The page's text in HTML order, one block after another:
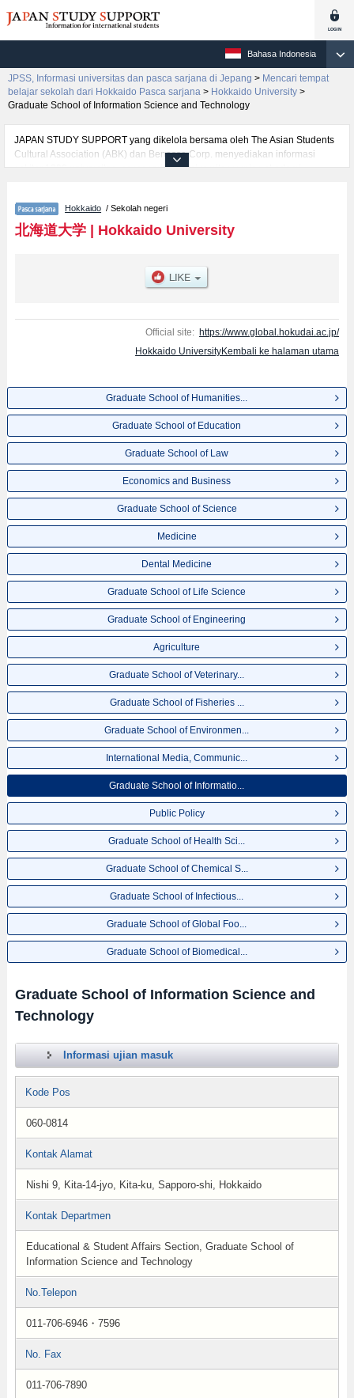
Bahasa Indonesia
JPSS, Informasi universitas dan pasca sarjana di Jepang > Mencari tempat
belajar sekolah dari Hokkaido Pasca sarjana > Hokkaido University >
Graduate School of Information Science and Technology
JAPAN STUDY SUPPORT yang dikelola bersama oleh The Asian Students
Cultural Association (ABK) dan Benesse Corp. menyediakan informasi
sekitar 1300 universitas, pascasarjana, universitas yunior, akademi
per jurusan riset seperti %% research %%, serta berbagai informasi yang
berguna bagi mahasiswa(i) mancanegara seperti kuota untuk jumlah
pendaftar dan jumlah kelulusan ujian masuk mahasiswa(i) mancanegara,
lainnya. Silakan memanfaatkannya.
Hokkaido / Sekolah negeri
北海道大学| Hokkaido University
Official site: https://www.global.hokudai.ac.jp/
Hokkaido UniversityKembali ke halaman utama
Graduate School of Humanities...
Graduate School of Education
Graduate School of Law
Economics and Business
Graduate School of Science
Medicine
Dental Medicine
Graduate School of Life Science
Graduate School of Engineering
Agriculture
Graduate School of Veterinary...
Graduate School of Fisheries ...
Graduate School of Environmen...
International Media, Communic...
Graduate School of Informatio...
Public Policy
Graduate School of Health Sci...
Graduate School of Chemical S...
Graduate School of Infectious...
Graduate School of Global Foo...
Graduate School of Biomedical...
Graduate School of Information Science and
Technology
Informasi ujian masuk
Kode Pos
060-0814
Kontak Alamat
Nishi 9, Kita-14-jyo, Kita-ku, Sapporo-shi, Hokkaido
Kontak Departmen
Educational & Student Affairs Section, Graduate School of
Information Science and Technology
No.Telepon
011-706-6946・7596
No. Fax
011-706-7890